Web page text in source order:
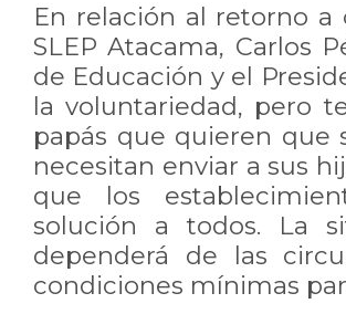
En relación al retorno
SLEP Atacama, Carlos
de Educación y el
la voluntariedad, pero
papás que quieren que
necesitan enviar a sus
que los
solución a todos. La
dependerá de las
condiciones mínimas